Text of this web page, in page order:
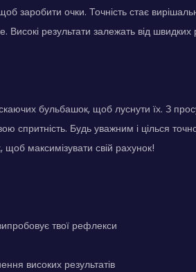
заробити очки. Точність стає
результати залежать від швидких
бульбашок, щоб луснути їх. З
спритність. Будь уважним і цілься
максимізувати свій рахунок!
твої рефлекси
високих результатів